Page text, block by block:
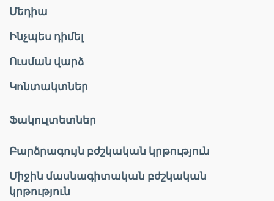
Մեդիա
Ինչպես դիմել
Ուսման վարձ
Կոնտակտներ
Ֆակուլտետներ
Բարձրագույն բժշկական կրթություն
Միջին մասնագիտական բժշկական
կրթություն